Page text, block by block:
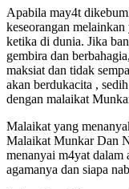
Apabila may4t
keseorangan
ketika di dunia. Jika
gembira dan
maksiat dan tidak
akan berdukacita ,
dengan malaikat
Malaikat yang
Malaikat Munkar Dan
menanyai m4yat dalam
agamanya dan siapa